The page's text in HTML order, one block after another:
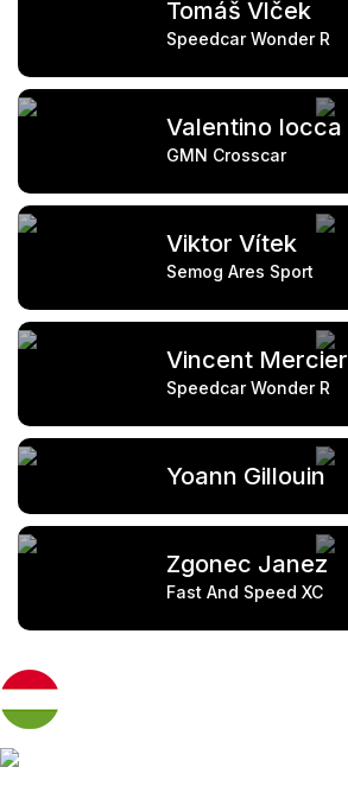
Tomáš Vlček
Speedcar Wonder R
Valentino Iocca
GMN Crosscar
Viktor Vítek
Semog Ares Sport
Vincent Mercier
Speedcar Wonder R
Yoann Gillouin
Zgonec Janez
Fast And Speed XC